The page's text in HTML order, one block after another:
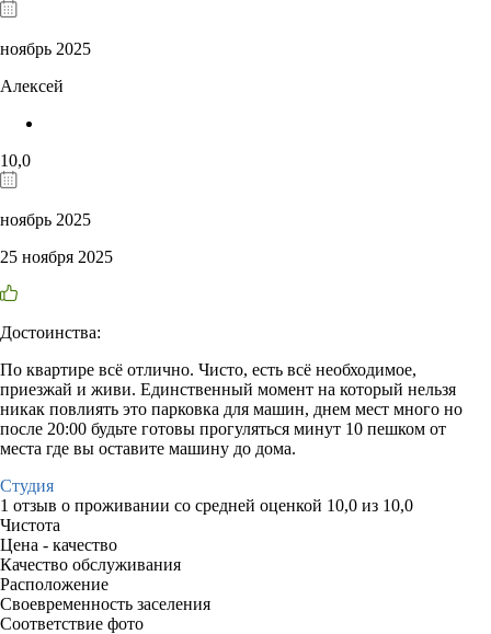
ноябрь 2025
Алексей
10,0
ноябрь 2025
25 ноября 2025
Достоинства:
По квартире всё отлично. Чисто, есть всё необходимое,
приезжай и живи. Единственный момент на который нельзя
никак повлиять это парковка для машин, днем мест много но
после 20:00 будьте готовы прогуляться минут 10 пешком от
места где вы оставите машину до дома.
Студия
1 отзыв о проживании со средней оценкой 10,0 из 10,0
Чистота
Цена - качество
Качество обслуживания
Расположение
Своевременность заселения
Соответствие фото